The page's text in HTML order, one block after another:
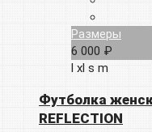
Размеры
6 000 ₽
l xl s m
Футболка
REFLECTION